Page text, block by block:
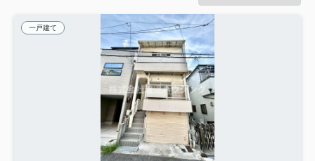
一戸建て